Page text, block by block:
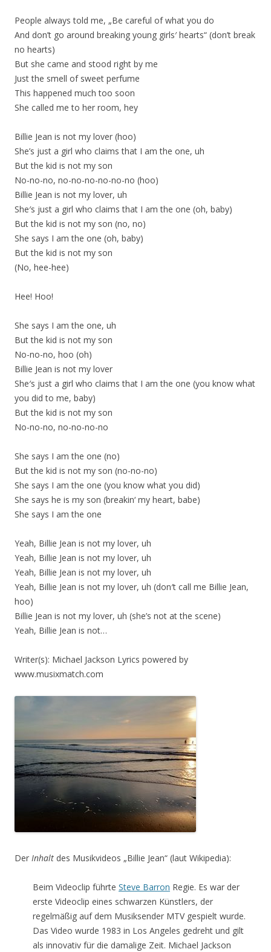
People always told me, „Be careful of what you do
And don’t go around breaking young girls′ hearts“ (don’t break
no hearts)
But she came and stood right by me
Just the smell of sweet perfume
This happened much too soon
She called me to her room, hey
Billie Jean is not my lover (hoo)
She’s just a girl who claims that I am the one, uh
But the kid is not my son
No-no-no, no-no-no-no-no-no (hoo)
Billie Jean is not my lover, uh
She′s just a girl who claims that I am the one (oh, baby)
But the kid is not my son (no, no)
She says I am the one (oh, baby)
But the kid is not my son
(No, hee-hee)
Hee! Hoo!
She says I am the one, uh
But the kid is not my son
No-no-no, hoo (oh)
Billie Jean is not my lover
She′s just a girl who claims that I am the one (you know what
you did to me, baby)
But the kid is not my son
No-no-no, no-no-no-no
She says I am the one (no)
But the kid is not my son (no-no-no)
She says I am the one (you know what you did)
She says he is my son (breakin‘ my heart, babe)
She says I am the one
Yeah, Billie Jean is not my lover, uh
Yeah, Billie Jean is not my lover, uh
Yeah, Billie Jean is not my lover, uh
Yeah, Billie Jean is not my lover, uh (don′t call me Billie Jean,
hoo)
Billie Jean is not my lover, uh (she’s not at the scene)
Yeah, Billie Jean is not…
Writer(s): Michael Jackson Lyrics powered by
www.musixmatch.com
Der Inhalt des Musikvideos „Billie Jean“ (laut Wikipedia):
Beim Videoclip führte Steve Barron Regie. Es war der
erste Videoclip eines schwarzen Künstlers, der
regelmäßig auf dem Musiksender MTV gespielt wurde.
Das Video wurde 1983 in Los Angeles gedreht und gilt
als innovativ für die damalige Zeit. Michael Jackson